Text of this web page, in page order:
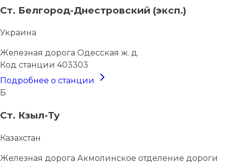
Ст. Белгород-Днестровский (эксп.)
Украина
Железная дорога Одесская ж. д.
Код станции 403303
Подробнее о станции
Б
Ст. Кзыл-Ту
Казахстан
Железная дорога Акмолинское отделение дороги